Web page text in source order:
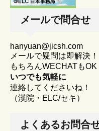
メールで問合せ
hanyuan@jicsh.com
メールで疑問は即解決！
もちろんWECHATもOK
いつでも気軽に
連絡してくださいね！
（漢院・ELC/セキ）
よくあるお問合